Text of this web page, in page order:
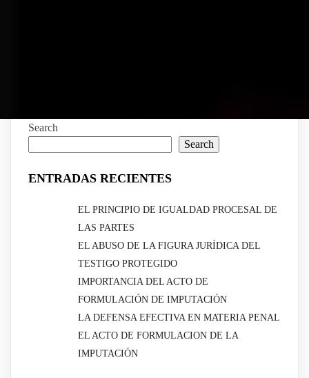
Search
Search
ENTRADAS RECIENTES
EL PRINCIPIO DE IGUALDAD PROCESAL DE
LAS PARTES
EL ABUSO DE LA FIGURA JURÍDICA DEL
TESTIGO PROTEGIDO
IMPORTANCIA DEL ACTO DE
FORMULACIÓN DE IMPUTACIÓN
LA DEFENSA EFECTIVA EN MATERIA PENAL
EL ACTO DE FORMULACION DE LA
IMPUTACIÓN